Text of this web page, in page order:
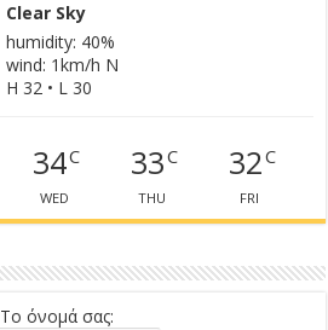
Clear Sky
humidity: 40%
wind: 1km/h N
H 32 • L 30
34C
WED
33C
THU
32C
FRI
Το όνομά σας: